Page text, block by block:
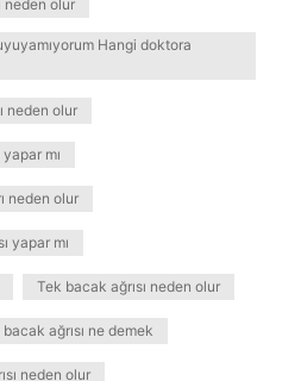
neden olur
Hangi doktora
neden olur
yapar mı
neden olur
yapar mı
Tek bacak ağrısı neden olur
ağrısı ne demek
neden olur